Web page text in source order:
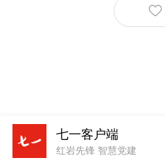
七一客户端
红岩先锋 智慧党建